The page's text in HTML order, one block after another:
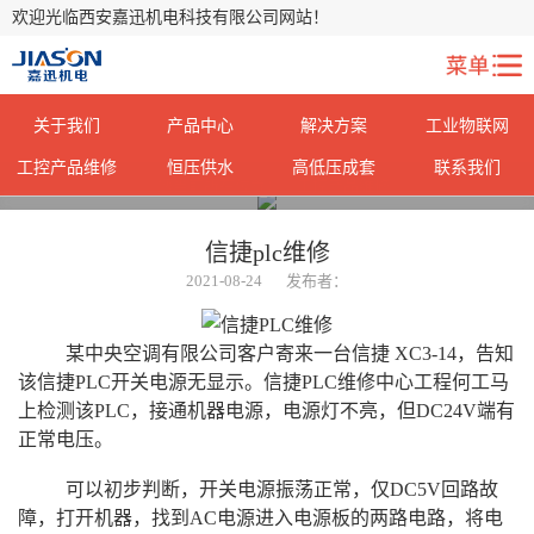
欢迎光临西安嘉迅机电科技有限公司网站！
关于我们 产品中心 解决方案 工业物联网
工控产品维修 恒压供水 高低压成套
联系我们
信捷plc维修
2021-08-24 发布者：
某中央空调有限公司客户寄来一台信捷 XC3-14，告知
该信捷PLC开关电源无显示。信捷PLC维修中心工程何工马
上检测该PLC，接通机器电源，电源灯不亮，但DC24V端有
正常电压。
可以初步判断，开关电源振荡正常，仅DC5V回路故
障，打开机器，找到AC电源进入电源板的两路电路，将电